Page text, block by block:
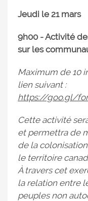
Jeudi le 21 mars
9h00 - Activité
sur les
Maximum de 10
lien suivant :
https://goo.gl/
Cette activité
et permettra de
de la
le territoire
À travers cet
la relation entre
peuples non